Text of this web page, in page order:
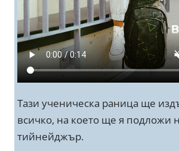
Тази ученическа раница ще
всичко, на което ще я подложи
тийнейджър.